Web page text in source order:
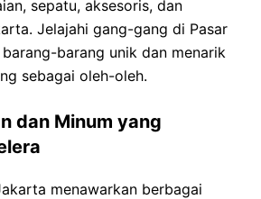
sepatu, aksesoris, dan
Jelajahi gang-gang di Pasar
barang unik dan menarik
sebagai oleh-oleh.
dan Minum yang
menawarkan berbagai